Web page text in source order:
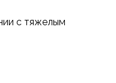
с тяжелым